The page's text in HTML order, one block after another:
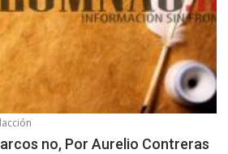
no, Por Aurelio Contreras